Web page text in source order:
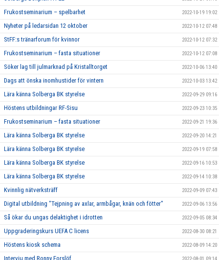
Frukostseminarium – spelbarhet 2022-10-19 19:02
Nyheter på ledarsidan 12 oktober 2022-10-12 07:48
StFF:s tränarforum för kvinnor 2022-10-12 07:32
Frukostseminarium – fasta situationer 2022-10-12 07:08
Söker lag till julmarknad på Kristalltorget 2022-10-06 13:40
Dags att önska inomhustider för vintern 2022-10-03 13:42
Lära känna Solberga BK styrelse 2022-09-29 09:16
Höstens utbildningar RF-Sisu 2022-09-23 10:35
Frukostseminarium – fasta situationer 2022-09-21 19:36
Lära känna Solberga BK styrelse 2022-09-20 14:21
Lära känna Solberga BK styrelse 2022-09-19 07:58
Lära känna Solberga BK styrelse 2022-09-16 10:53
Lära känna Solberga BK styrelse 2022-09-14 10:38
Kvinnlig nätverksträff 2022-09-09 07:43
Digital utbildning "Tejpning av axlar, armbågar, knän och fötter" 2022-09-06 13:56
Så ökar du ungas delaktighet i idrotten 2022-09-05 08:34
Uppgraderingskurs UEFA C licens 2022-08-30 08:21
Höstens kiosk schema 2022-08-09 14:20
Intervju med Ronny Forslöf